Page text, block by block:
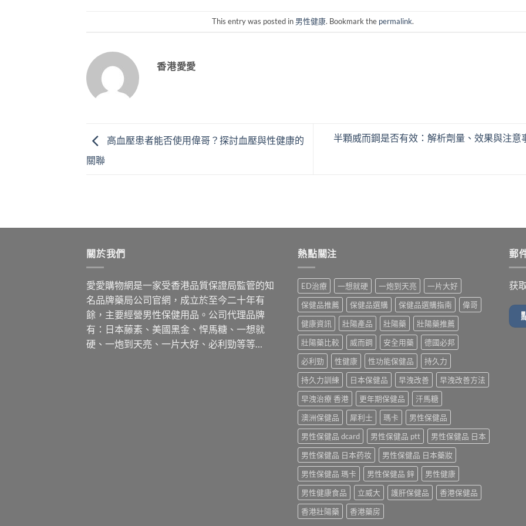
This entry was posted in 男性健康. Bookmark the permalink.
香港愛愛
高血壓患者能否使用偉哥？探討血壓與性健康的
關聯
半顆威而鋼是否有效：解析劑量、效果與注意
關於我們
愛愛購物網是一家受香港品質保證局監管的知
名品牌藥局公司官網，成立於至今二十年有
餘，主要經營男性保健用品。公司代理品牌
有：日本藤素、美國黑金、悍馬糖、一想就
硬、一炮到天亮、一片大好、必利勁等等…
熱點關注
ED治療 一想就硬 一炮到天亮
一片大好
保健品推薦
保健品選購 保健品選購指南
偉哥
健康資訊
壯陽產品 壯陽藥
壯陽藥推薦
壯陽藥比較
威而鋼 安全用藥
德國必邦
必利勁
性健康 性功能保健品
持久力
持久力訓練
日本保健品 早洩改善
早洩改善方法
早洩治療 香港
更年期保健品
汗馬糖
澳洲保健品
犀利士 瑪卡
男性保健品
男性保健品 dcard
男性保健品 ptt
男性保健品 日本
男性保健品 日本药妆
男性保健品 日本藥妝
男性保健品 瑪卡
男性保健品 鋅
男性健康
男性健康食品
立威大 護肝保健品
香港保健品
香港壯陽藥
香港藥房
郵
获